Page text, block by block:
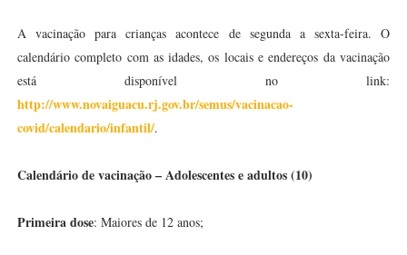
A vacinação para crianças acontece de segunda a sexta-feira. O
calendário completo com as idades, os locais e endereços da vacinação
está disponível no link:
http://www.novaiguacu.rj.gov.br/semus/vacinacao-
covid/calendario/infantil/.
Calendário de vacinação – Adolescentes e adultos (10)
Primeira dose: Maiores de 12 anos;